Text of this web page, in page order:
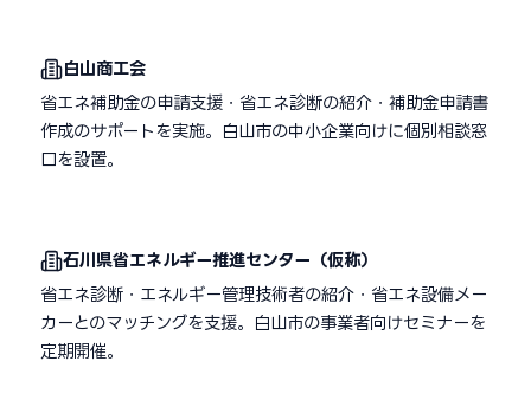
白山商工会
省エネ補助金の申請支援・省エネ診断の紹介・補助金申請書
作成のサポートを実施。白山市の中小企業向けに個別相談窓
口を設置。
石川県省エネルギー推進センター（仮称）
省エネ診断・エネルギー管理技術者の紹介・省エネ設備メー
カーとのマッチングを支援。白山市の事業者向けセミナーを
定期開催。